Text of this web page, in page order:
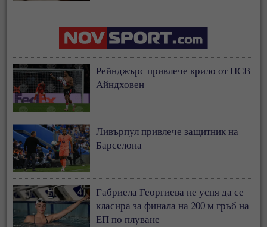
Рейнджърс привлече крило от ПСВ
Айндховен
Ливърпул привлече защитник на
Барселона
Габриела Георгиева не успя да се
класира за финала на 200 м гръб на
ЕП по плуване